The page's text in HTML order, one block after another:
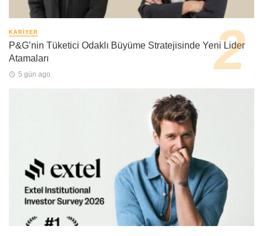
KARIYER
P&G’nin Tüketici Odaklı Büyüme Stratejisinde Yeni Lider
Atamaları
5 gün ago